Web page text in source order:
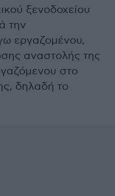
ξενοδοχείου
την
εργαζομένου,
αναστολής της
στο
δηλαδή το